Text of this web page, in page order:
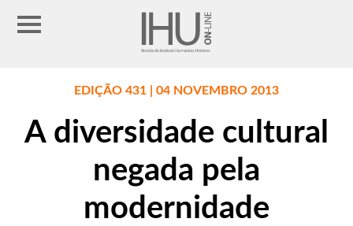
EDIÇÃO 431 | 04 NOVEMBRO 2013
A diversidade cultural
negada pela
modernidade